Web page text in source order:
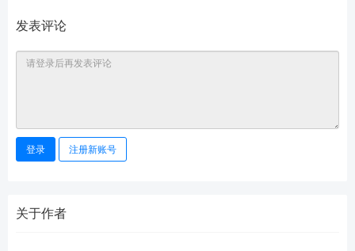
发表评论
登录 注册新账号
关于作者